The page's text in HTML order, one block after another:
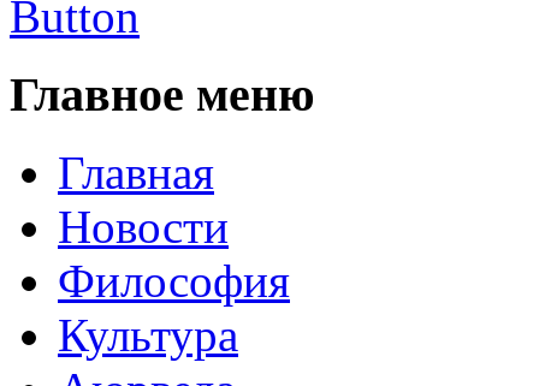
Главное меню
Главная
Новости
Философия
Культура